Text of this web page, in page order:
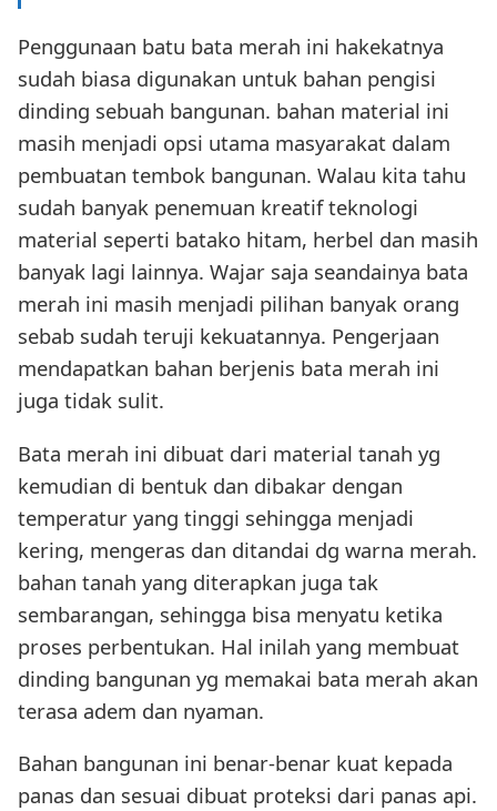
Penggunaan batu bata merah ini hakekatnya
sudah biasa digunakan untuk bahan pengisi
dinding sebuah bangunan. bahan material ini
masih menjadi opsi utama masyarakat dalam
pembuatan tembok bangunan. Walau kita tahu
sudah banyak penemuan kreatif teknologi
material seperti batako hitam, herbel dan masih
banyak lagi lainnya. Wajar saja seandainya bata
merah ini masih menjadi pilihan banyak orang
sebab sudah teruji kekuatannya. Pengerjaan
mendapatkan bahan berjenis bata merah ini
juga tidak sulit.
Bata merah ini dibuat dari material tanah yg
kemudian di bentuk dan dibakar dengan
temperatur yang tinggi sehingga menjadi
kering, mengeras dan ditandai dg warna merah.
bahan tanah yang diterapkan juga tak
sembarangan, sehingga bisa menyatu ketika
proses perbentukan. Hal inilah yang membuat
dinding bangunan yg memakai bata merah akan
terasa adem dan nyaman.
Bahan bangunan ini benar-benar kuat kepada
panas dan sesuai dibuat proteksi dari panas api.